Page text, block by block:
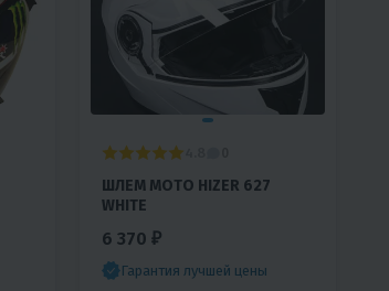
ШЛЕМ МОТО HIZER 627
WHITE
6 370 ₽
Гарантия лучшей цены